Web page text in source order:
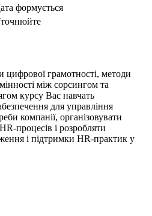
формується
цифрової грамотності, методи
між сорсингом та
курсу Вас навчать
для управління
компанії, організовувати
процесів і розробляти
і підтримки HR-практик у